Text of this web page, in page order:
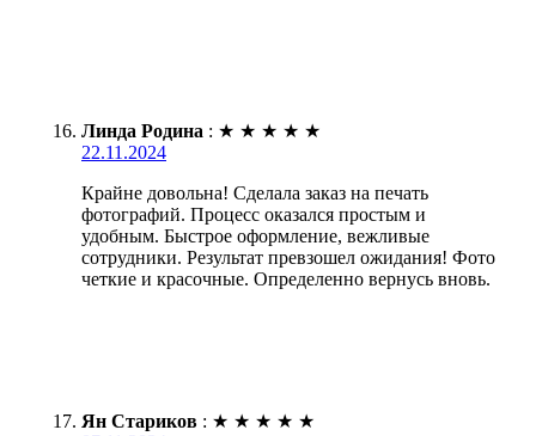
Линда Родина : ★ ★ ★ ★ ★
22.11.2024
Крайне довольна! Сделала заказ на печать
фотографий. Процесс оказался простым и
удобным. Быстрое оформление, вежливые
сотрудники. Результат превзошел ожидания! Фото
четкие и красочные. Определенно вернусь вновь.
Ян Стариков : ★ ★ ★ ★ ★